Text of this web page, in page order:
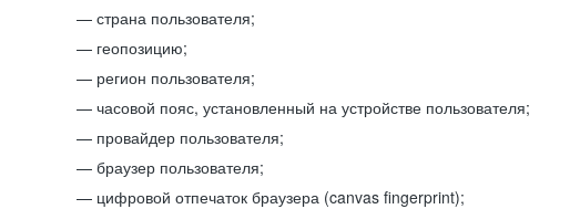
страна пользователя;
геопозицию;
регион пользователя;
часовой пояс, установленный на устройстве пользователя;
провайдер пользователя;
браузер пользователя;
цифровой отпечаток браузера (canvas fingerprint);